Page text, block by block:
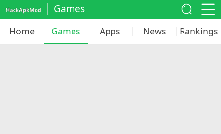
Games
Home Games Apps News Rankings